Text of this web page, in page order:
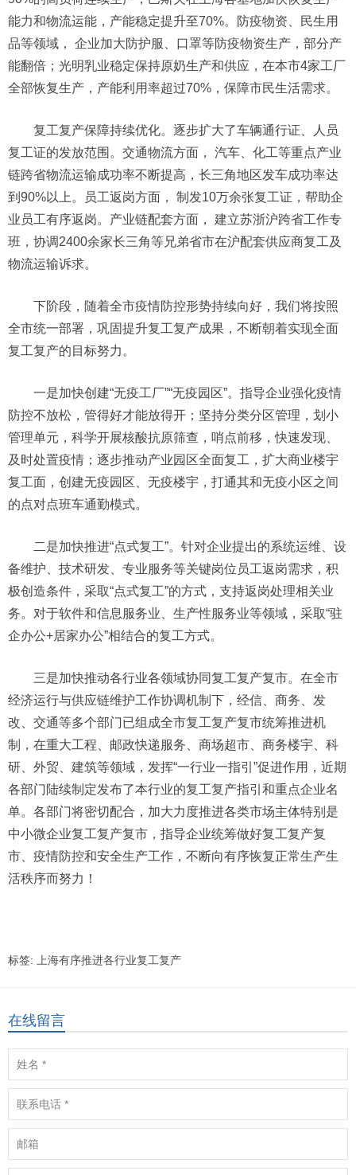
能力和物流运能，产能稳定提升至70%。
防疫物资、民生用
品等领域，
企业加大防护服、口罩等防疫物资生产，部分产
能翻倍；光明乳业稳定保持原奶生产和供应，在本市4家工厂
全部恢复生产，产能利用率超过70%，保障市民生活需求。
复工复产保障持续优化。 逐步扩大了车辆通行证、人员
复工证的发放范围。 交通物流方面，
汽车、化工等重点产业
链跨省物流运输成功率不断提高，长三角地区发车成功率达
到90%以上。
员工返岗方面，
制发10万余张复工证，帮助企
业员工有序返岗。 产业链配套方面，
建立苏浙沪跨省工作专
班，协调2400余家长三角等兄弟省市在沪配套供应商复工及
物流运输诉求。
下阶段，随着全市疫情防控形势持续向好，我们将按照
全市统一部署，巩固提升复工复产成果，不断朝着实现全面
复工复产的目标努力。
一是加快创建“无疫工厂”“无疫园区”。 指导企业强化疫情
防控不放松，管得好才能放得开；坚持分类分区管理，划小
管理单元，科学开展核酸抗原筛查，哨点前移，快速发现、
及时处置疫情；逐步推动产业园区全面复工，扩大商业楼宇
复工面，创建无疫园区、无疫楼宇，打通其和无疫小区之间
的点对点班车通勤模式。
二是加快推进“点式复工”。 针对企业提出的系统运维、设
备维护、技术研发、专业服务等关键岗位员工返岗需求，积
极创造条件，采取“点式复工”的方式，支持返岗处理相关业
务。对于软件和信息服务业、生产性服务业等领域，采取“驻
企办公+居家办公”相结合的复工方式。
三是加快推动各行业各领域协同复工复产复市。 在全市
经济运行与供应链维护工作协调机制下，经信、商务、发
改、交通等多个部门已组成全市复工复产复市统筹推进机
制，在重大工程、邮政快递服务、商场超市、商务楼宇、科
研、外贸、建筑等领域，发挥“一行业一指引”促进作用，近期
各部门陆续制定发布了本行业的复工复产指引和重点企业名
单。各部门将密切配合，加大力度推进各类市场主体特别是
中小微企业复工复产复市，指导企业统筹做好复工复产复
市、疫情防控和安全生产工作，不断向有序恢复正常生产生
活秩序而努力！
标签: 上海有序推进各行业复工复产
在线留言